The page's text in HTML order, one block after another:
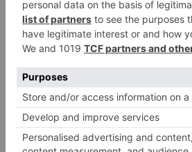
En este sentido, ha destacado
del 75 al 80% de respuestas
tan sólo un 14,26% se han
contestar.
Burgos ayuntamiento recibe
último